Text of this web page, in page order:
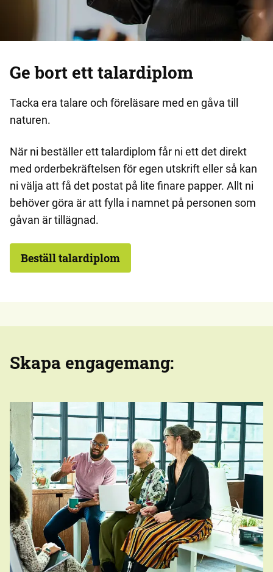
Ge bort ett talardiplom
Tacka era talare och föreläsare med en gåva till
naturen.
När ni beställer ett talardiplom får ni ett det direkt
med orderbekräftelsen för egen utskrift eller så kan
ni välja att få det postat på lite finare papper. Allt ni
behöver göra är att fylla i namnet på personen som
gåvan är tillägnad.
Beställ talardiplom
Skapa engagemang: